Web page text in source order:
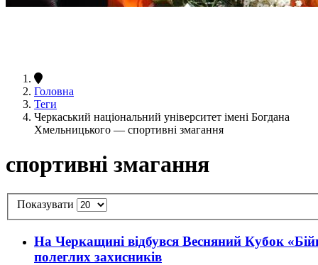
Головна
Теги
Черкаський національний університет імені Богдана
Хмельницького — спортивні змагання
спортивні змагання
Показувати
На Черкащині відбувся Весняний Кубок
полеглих захисників